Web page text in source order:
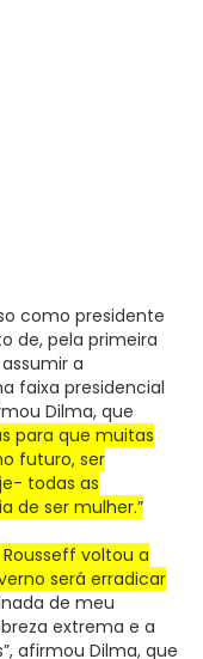
como presidente
de, pela primeira
a
faixa presidencial
Dilma, que
para que muitas
futuro, ser
todas as
de ser mulher.”
voltou a
será erradicar
de meu
extrema e a
afirmou Dilma, que